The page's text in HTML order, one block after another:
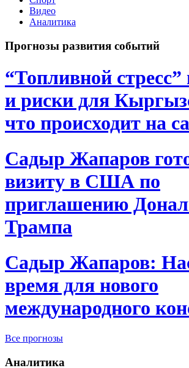
Видео
Аналитика
Прогнозы развития событий
“Топливной стресс”
и риски для
что происходит на
Садыр Жапаров
визиту в США по
приглашению
Трампа
Садыр Жапаров:
время для нового
международного
Все прогнозы
Аналитика